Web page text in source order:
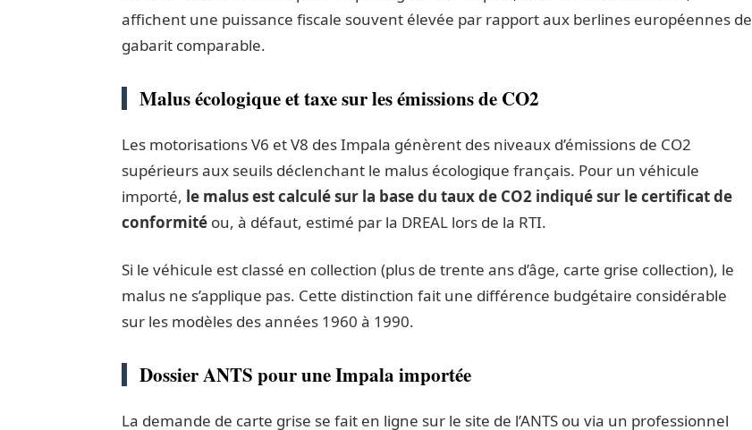
affichent une puissance fiscale souvent élevée par rapport aux berlines européennes de
gabarit comparable.
Malus écologique et taxe sur les émissions de CO2
Les motorisations V6 et V8 des Impala génèrent des niveaux d’émissions de CO2
supérieurs aux seuils déclenchant le malus écologique français. Pour un véhicule
importé, le malus est calculé sur la base du taux de CO2 indiqué sur le certificat de
conformité ou, à défaut, estimé par la DREAL lors de la RTI.
Si le véhicule est classé en collection (plus de trente ans d’âge, carte grise collection), le
malus ne s’applique pas. Cette distinction fait une différence budgétaire considérable
sur les modèles des années 1960 à 1990.
Dossier ANTS pour une Impala importée
La demande de carte grise se fait en ligne sur le site de l’ANTS ou via un professionnel